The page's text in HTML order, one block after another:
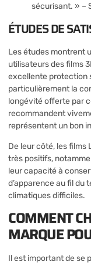
sécurisant. » –
ÉTUDES DE
Les études montrent
utilisateurs des films
excellente protection
particulièrement la
longévité offerte par
recommandent
représentent un bon
De leur côté, les
très positifs,
leur capacité à
d’apparence au fil du
climatiques difficiles.
COMMENT
MARQUE
Il est important de se